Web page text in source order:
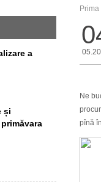
a
și
Ne
pînă